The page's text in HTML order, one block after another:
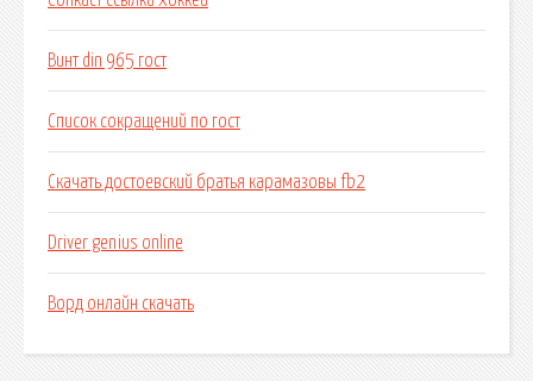
Винт din 965 гост
Список сокращений по гост
Скачать достоевский братья карамазовы fb2
Driver genius online
Ворд онлайн скачать